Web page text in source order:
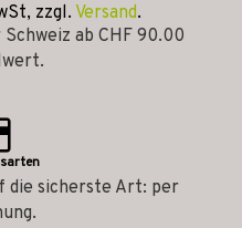
zzgl. Versand.
ab CHF 90.00
die sicherste Art: per